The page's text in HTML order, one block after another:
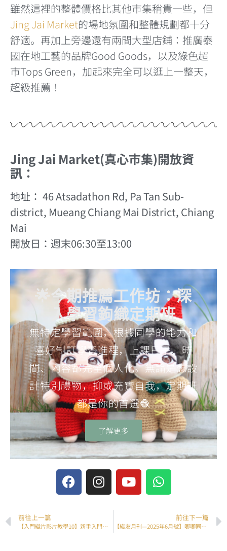
雖然這裡的整體價格比其他市集稍貴一些，但
Jing Jai Market的場地氛圍和整體規劃都十分
舒適。再加上旁邊還有兩間大型店鋪：推廣泰
國在地工藝的品牌Good Goods，以及綠色超
市Tops Green，加起來完全可以逛上一整天，
超級推薦！
Jing Jai Market(真心市集)開放資
訊：
地址： 46 Atsadathon Rd, Pa Tan Sub-
district, Mueang Chiang Mai District, Chiang
Mai
開放日：週末06:30至13:00
🌟今期推薦工作坊：深
入學習鉤織定期班
無特定學習範圍，根據同學的能力和
喜好制訂學習進程，上課日子、時
間、內容都完全個人化。無論是想設
計特別禮物，抑或充實自我，定期班
都是你的首選🧶
了解更多
前往上一篇
【入門織片影片教學10】新手入門織片練習 – 10/18
前往下一篇
【織友月刊—2025年6月號】唧唧同學會優秀習作貼堂集